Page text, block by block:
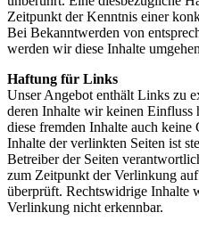
Zeitpunkt der Kenntnis einer
Bei Bekanntwerden von
werden wir diese Inhalte
Haftung für Links
Unser Angebot enthält Links zu
deren Inhalte wir keinen
diese fremden Inhalte auch
Inhalte der verlinkten Seiten ist
Betreiber der Seiten
zum Zeitpunkt der Verlinkung
überprüft. Rechtswidrige Inhalte
Verlinkung nicht erkennbar.